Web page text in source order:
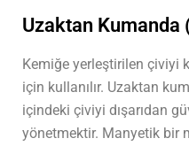
Uzaktan Kumanda
Kemiğe yerleştirilen çiviyi
için kullanılır. Uzaktan
içindeki çiviyi dışarıdan
yönetmektir. Manyetik bir